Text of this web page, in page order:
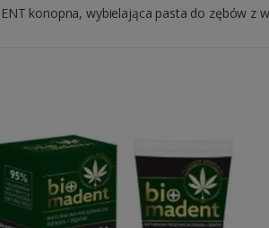
konopna, wybielająca pasta do zębów z